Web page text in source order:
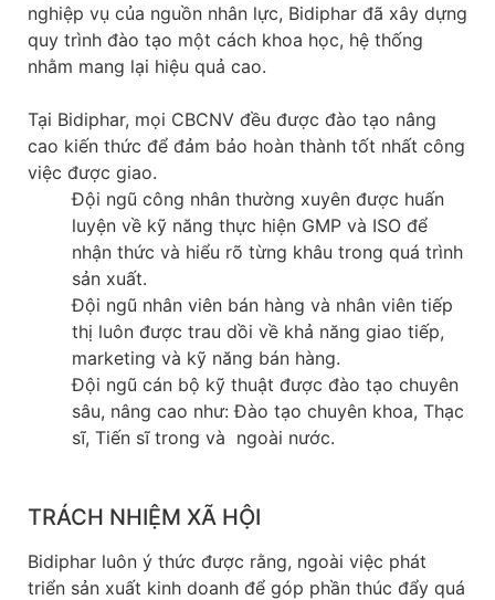
nghiệp vụ của nguồn nhân lực, Bidiphar đã xây dựng
quy trình đào tạo một cách khoa học, hệ thống
nhằm mang lại hiệu quả cao.
Tại Bidiphar, mọi CBCNV đều được đào tạo nâng
cao kiến thức để đảm bảo hoàn thành tốt nhất công
việc được giao.
Đội ngũ công nhân thường xuyên được huấn
luyện về kỹ năng thực hiện GMP và ISO để
nhận thức và hiểu rõ từng khâu trong quá trình
sản xuất.
Đội ngũ nhân viên bán hàng và nhân viên tiếp
thị luôn được trau dồi về khả năng giao tiếp,
marketing và kỹ năng bán hàng.
Đội ngũ cán bộ kỹ thuật được đào tạo chuyên
sâu, nâng cao như: Đào tạo chuyên khoa, Thạc
sĩ, Tiến sĩ trong và ngoài nước.
TRÁCH NHIỆM XÃ HỘI
Bidiphar luôn ý thức được rằng, ngoài việc phát
triển sản xuất kinh doanh để góp phần thúc đẩy quá